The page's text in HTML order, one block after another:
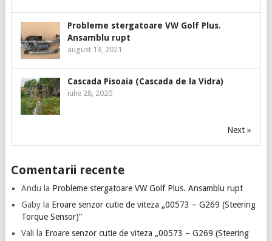
Probleme stergatoare VW Golf Plus.
Ansamblu rupt
august 13, 2021
Cascada Pisoaia (Cascada de la Vidra)
iulie 28, 2020
Next »
Comentarii recente
Andu la Probleme stergatoare VW Golf Plus. Ansamblu rupt
Gabyla Eroare senzor cutie de viteza „00573 – G269 (Steering
Torque Sensor)”
Vali la Eroare senzor cutie de viteza „00573 – G269 (Steering